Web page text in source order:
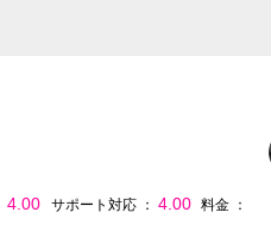
4.00 サポート対応 ： 4.00 料金 ：